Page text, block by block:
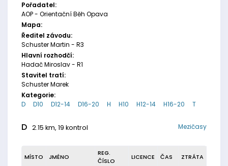
Pořadatel:
AOP - Orientační Běh Opava
Mapa:
Ředitel závodu:
Schuster Martin - R3
Hlavní rozhodčí:
Hadač Miroslav - R1
Stavitel tratí:
Schuster Marek
Kategorie:
D
D10 D12-14 D16-20 H H10 H12-14 H16-20 T
D 2.15 km, 19 kontrol Mezičasy
MÍSTO JMÉNO
REG.
ČÍSLO
LICENCE ČAS ZTRÁTA